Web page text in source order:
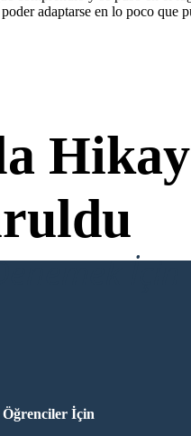
adaptarse en lo poco que
Öğrenciler İçin